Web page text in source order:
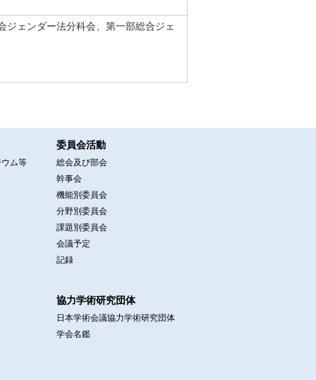
ジェンダー法分科会、第一部総合ジェ
ム等
委員会活動
総会及び部会
幹事会
機能別委員会
分野別委員会
課題別委員会
会議予定
記録
協力学術研究団体
日本学術会議協力学術研究団体
学会名鑑